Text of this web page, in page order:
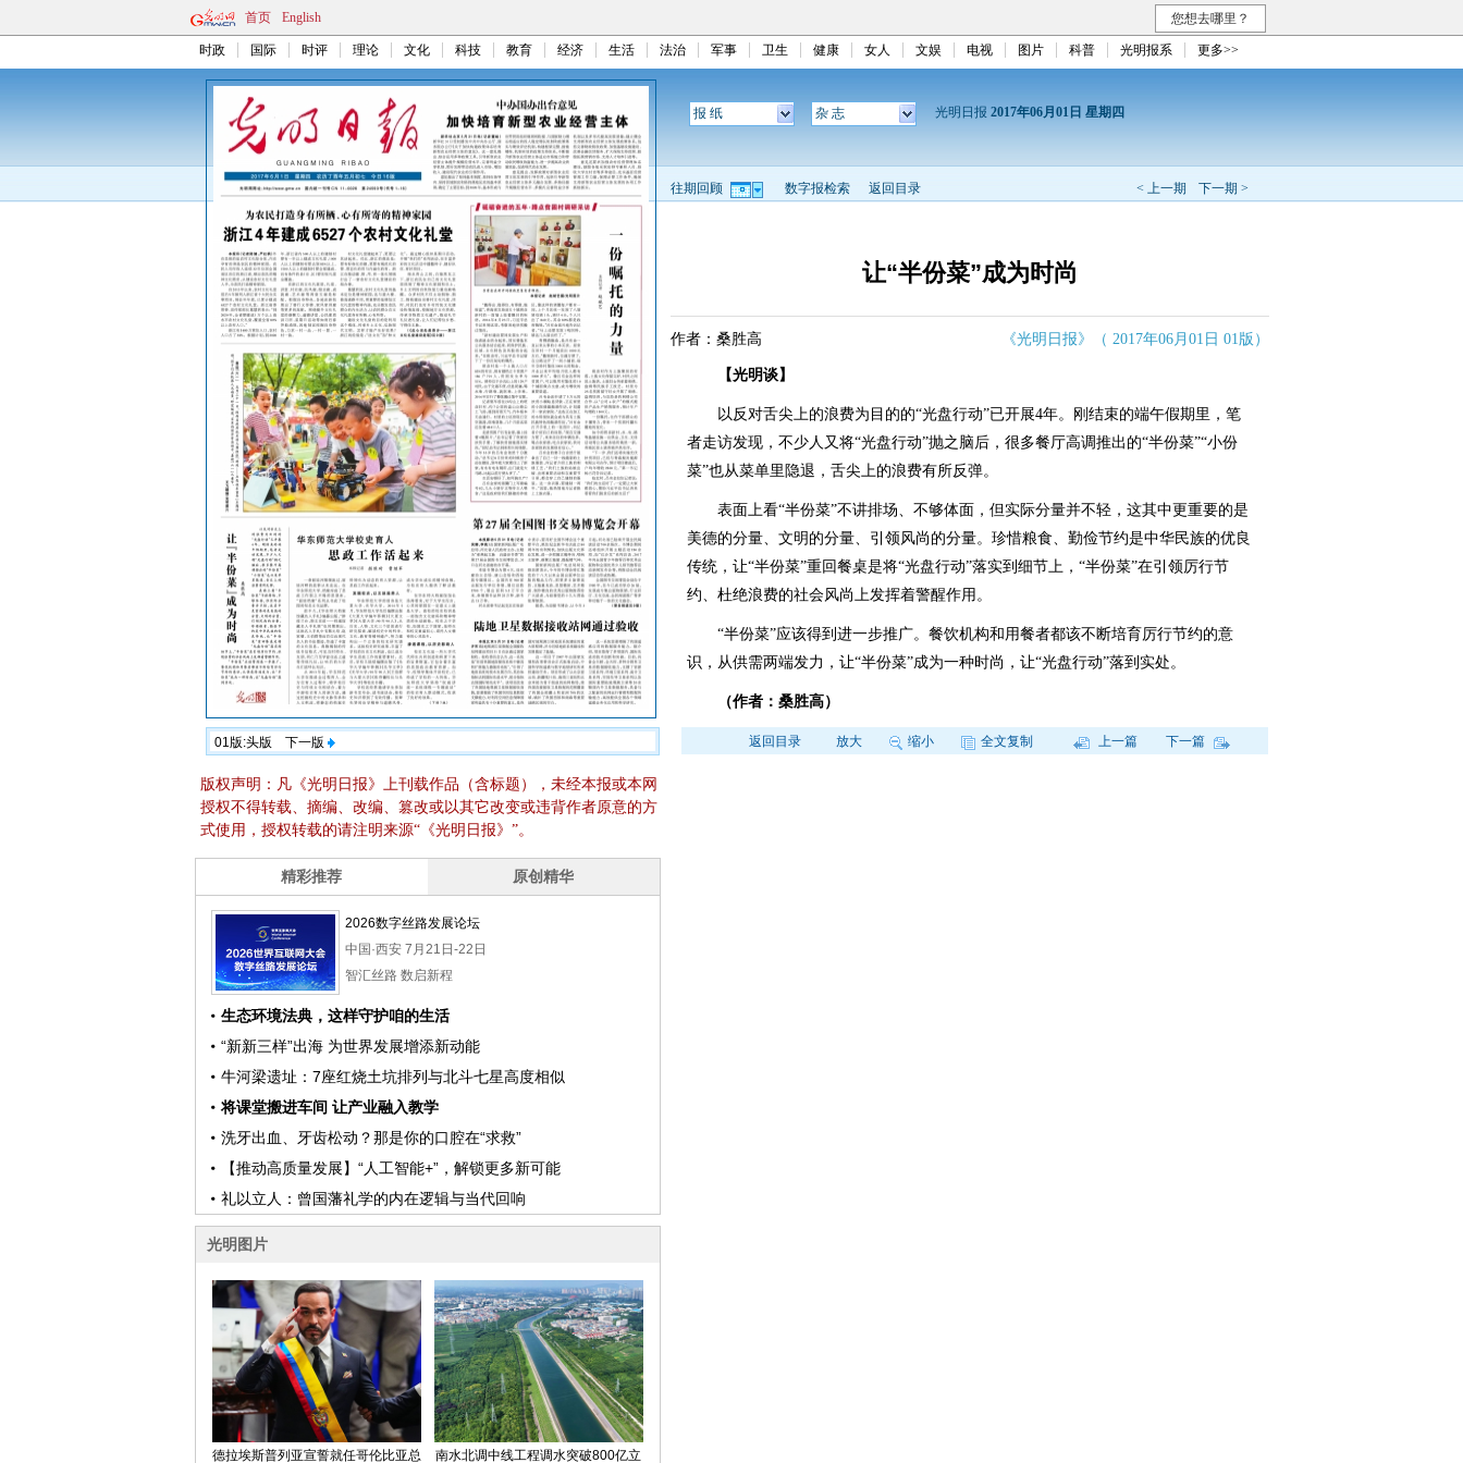
首页 English 您想去哪里？
时政 国际 时评 理论 文化 科技 教育 经济 生活 法治 军事 卫生 健康 女人 文娱 电视 图片 科普 光明报系 更多>>
01版:头版 下一版
版权声明：凡《光明日报》上刊载作品（含标题），未经本报或本网
授权不得转载、摘编、改编、篡改或以其它改变或违背作者原意的方
式使用，授权转载的请注明来源“《光明日报》”。
报 纸 杂 志 光明日报 2017年06月01日 星期四
< 上一期 下一期 >
往期回顾 数字报检索 返回目录
让“半份菜”成为时尚
作者：桑胜高 《光明日报》（ 2017年06月01日 01版）
【光明谈】
以反对舌尖上的浪费为目的的“光盘行动”已开展4年。刚结束的端午假期里，笔
者走访发现，不少人又将“光盘行动”抛之脑后，很多餐厅高调推出的“半份菜”“小份
菜”也从菜单里隐退，舌尖上的浪费有所反弹。
表面上看“半份菜”不讲排场、不够体面，但实际分量并不轻，这其中更重要的是
美德的分量、文明的分量、引领风尚的分量。珍惜粮食、勤俭节约是中华民族的优良
传统，让“半份菜”重回餐桌是将“光盘行动”落实到细节上，“半份菜”在引领厉行节
约、杜绝浪费的社会风尚上发挥着警醒作用。
“半份菜”应该得到进一步推广。餐饮机构和用餐者都该不断培育厉行节约的意
识，从供需两端发力，让“半份菜”成为一种时尚，让“光盘行动”落到实处。
（作者：桑胜高）
返回目录 放大 缩小 全文复制 上一篇 下一篇